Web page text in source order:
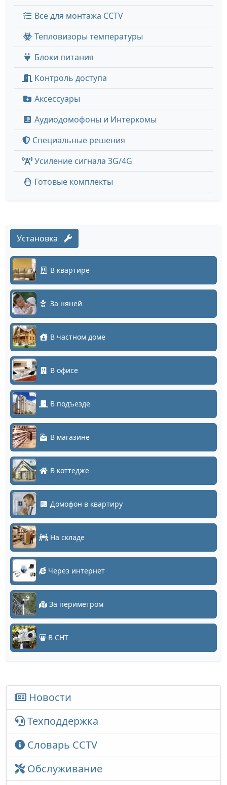
Все для монтажа CCTV
Тепловизоры температуры
Блоки питания
Контроль доступа
Аксессуары
Аудиодомофоны и Интеркомы
Специальные решения
Усиление сигнала 3G/4G
Готовые комплекты
Установка
В квартире
За няней
В частном доме
В офисе
В подъезде
В магазине
В коттедже
Домофон в квартиру
На складе
Через интернет
За периметром
В СНТ
Новости
Техподдержка
Словарь CCTV
Обслуживание